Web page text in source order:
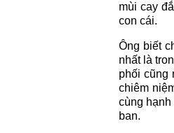
mùi cay
con cái.
Ông biết
nhất là
phối cũng
chiêm
cùng
ban.